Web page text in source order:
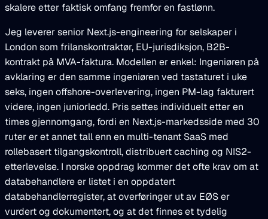
skalere etter faktisk omfang fremfor en fastlønn.
Jeg leverer senior Next.js-engineering for selskaper i
London som frilanskontraktør, EU-jurisdiksjon, B2B-
kontrakt på MVA-faktura. Modellen er enkel: Ingeniøren på
avklaring er den samme ingeniøren ved tastaturet i uke
seks, ingen offshore-overlevering, ingen PM-lag fakturert
videre, ingen juniorledd. Pris settes individuelt etter en
times gjennomgang, fordi en Next.js-markedsside med 30
ruter er et annet tall enn en multi-tenant SaaS med
rollebasert tilgangskontroll, distribuert caching og NIS2-
etterlevelse. I norske oppdrag kommer det ofte krav om at
databehandlere er listet i en oppdatert
databehandlerregister, at overføringer ut av EØS er
vurdert og dokumentert, og at det finnes et tydelig